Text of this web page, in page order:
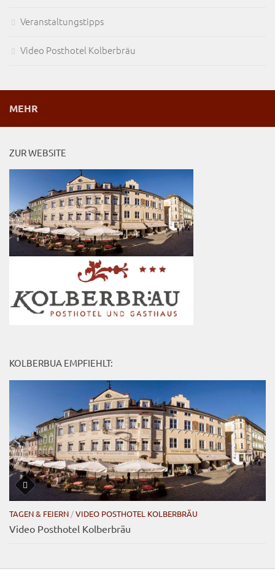
Veranstaltungstipps
Video Posthotel Kolberbräu
MEHR
ZUR WEBSITE
KOLBERBUA EMPFIEHLT:
TAGEN & FEIERN /VIDEO POSTHOTEL KOLBERBRÄU
Video Posthotel Kolberbräu